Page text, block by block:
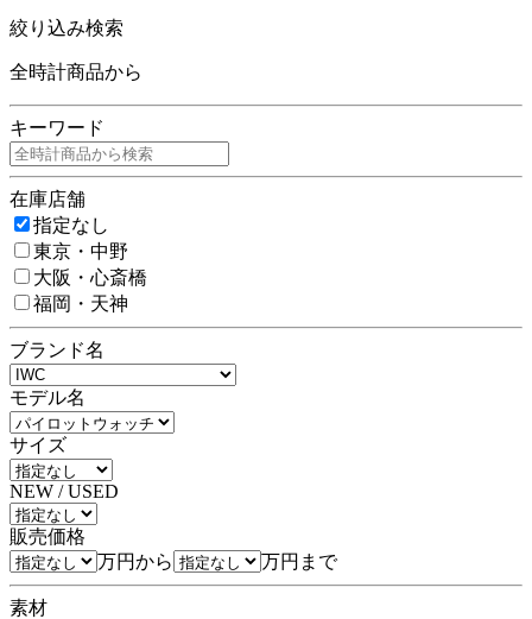
絞り込み検索
全時計商品から
キーワード
在庫店舗
指定なし
東京・中野
大阪・心斎橋
福岡・天神
ブランド名
モデル名
サイズ
NEW / USED
販売価格
万円から
万円まで
素材